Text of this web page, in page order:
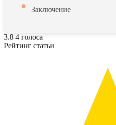
Заключение
3.8 4 голоса
Рейтинг статьи